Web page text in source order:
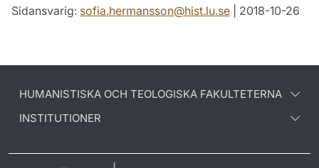
Sidansvarig: sofia.hermansson@hist.lu.se | 2018-10-26
HUMANISTISKA OCH TEOLOGISKA FAKULTETERNA
INSTITUTIONER